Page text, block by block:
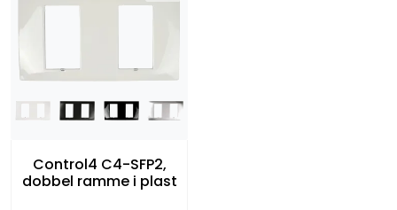
Control4 C4-SFP2,
dobbel ramme i plast